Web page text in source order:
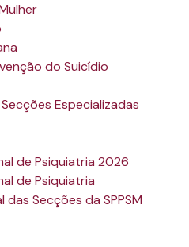
do Suicídio
Especializadas
de Psiquiatria 2026
de Psiquiatria
Secções da SPPSM